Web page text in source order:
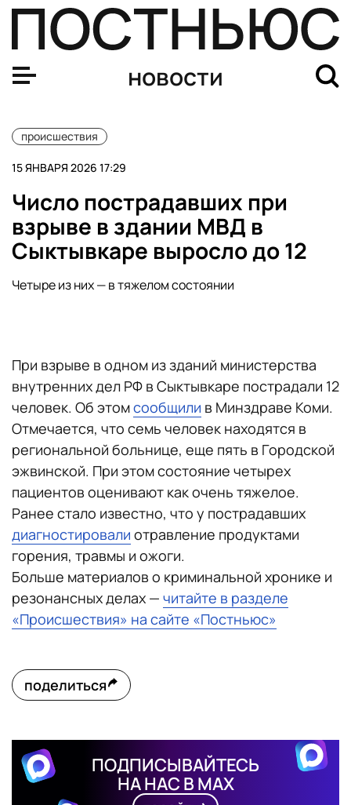
новости
происшествия
15 ЯНВАРЯ 2026 17:29
Число пострадавших при
взрыве в здании МВД в
Сыктывкаре выросло до 12
Четыре из них — в тяжелом состоянии
При взрыве в одном из зданий министерства
внутренних дел РФ в Сыктывкаре пострадали 12
человек. Об этомсообщили в Минздраве Коми.
Отмечается, что семь человек находятся в
региональной больнице, еще пять в Городской
эжвинской. При этом состояние четырех
пациентов оценивают как очень тяжелое.
Ранее стало известно, что у пострадавших
диагностировали отравление продуктами
горения, травмы и ожоги.
Больше материалов о криминальной хронике и
резонансных делах — читайте в разделе
«Происшествия» на сайте «Постньюс»
поделиться
ПОДПИСЫВАЙТЕСЬ
НА НАС В MAX
В Карелии школьнику разрешили опаздывать на